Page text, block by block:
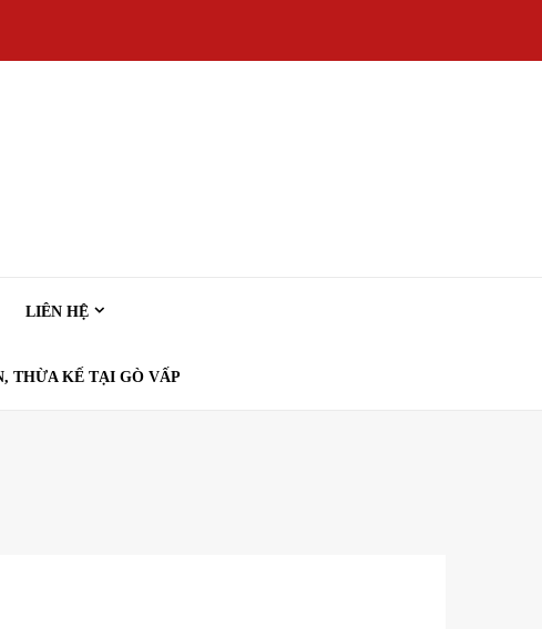
LIÊN HỆ
THỪA KẾ TẠI GÒ VẤP